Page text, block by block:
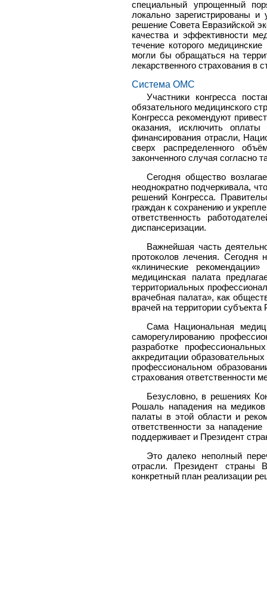
специальный упрощенный
локально зарегистрированы
решение Совета Евразийской
качества и эффективности
течение которого
могли бы обращаться на
лекарственного страхования в
Система ОМС
Участники конгресса
обязательного медицинского
Конгресса рекомендуют
оказания, исключить
финансирования отрасли,
сверх распределенного
законченного случая согласно
Сегодня общество
неоднократно подчеркивала,
решений Конгресса.
граждан к сохранению и
ответственность
диспансеризации.
Важнейшая часть
протоколов лечения.
«клинические
медицинская палата
территориальных
врачебная палата», как
врачей на территории
Сама Национальная
саморегулированию
разработке
аккредитации
профессиональном
страхования ответственности
Безусловно, в решениях
Рошаль нападения на
палаты в этой области и
ответственности за
поддерживает и Президент
Это далеко неполный
отрасли. Президент страны
конкретный план реализации